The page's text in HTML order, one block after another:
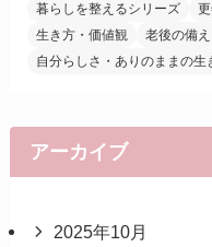
暮らしを整えるシリーズ
生き方・価値観
老後の備え
自分らしさ・ありのままの生
アーカイブ
2025年10月